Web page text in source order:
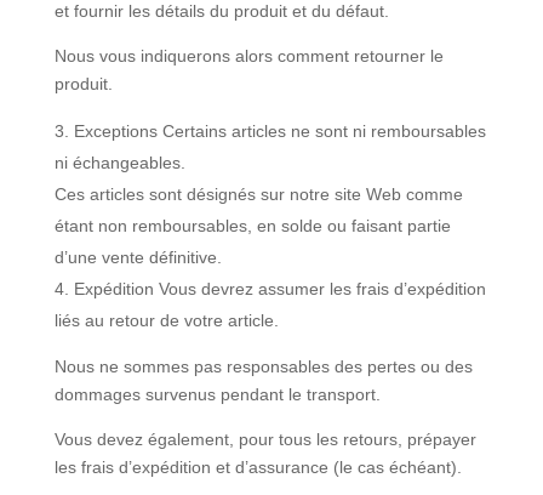
et fournir les détails du produit et du défaut.
Nous vous indiquerons alors comment retourner le
produit.
Exceptions Certains articles ne sont ni remboursables
ni échangeables.
Ces articles sont désignés sur notre site Web comme
étant non remboursables, en solde ou faisant partie
d’une vente définitive.
Expédition Vous devrez assumer les frais d’expédition
liés au retour de votre article.
Nous ne sommes pas responsables des pertes ou des
dommages survenus pendant le transport.
Vous devez également, pour tous les retours, prépayer
les frais d’expédition et d’assurance (le cas échéant).